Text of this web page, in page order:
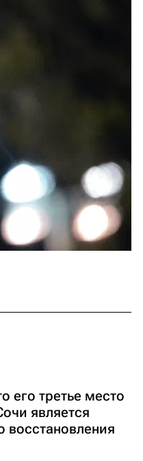
его третье место
является
восстановления